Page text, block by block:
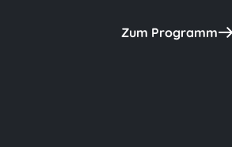
Zum Programm